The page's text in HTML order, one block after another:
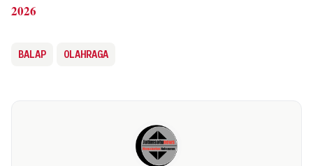
2026
BALAP OLAHRAGA